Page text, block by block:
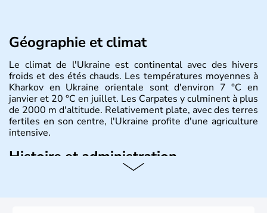
Géographie et climat
Le climat de l'Ukraine est continental avec des hivers
froids et des étés chauds. Les températures moyennes à
Kharkov en Ukraine orientale sont d'environ 7 °C en
janvier et 20 °C en juillet. Les Carpates y culminent à plus
de 2000 m d'altitude. Relativement plate, avec des terres
fertiles en son centre, l'Ukraine profite d'une agriculture
intensive.
Histoire et administration